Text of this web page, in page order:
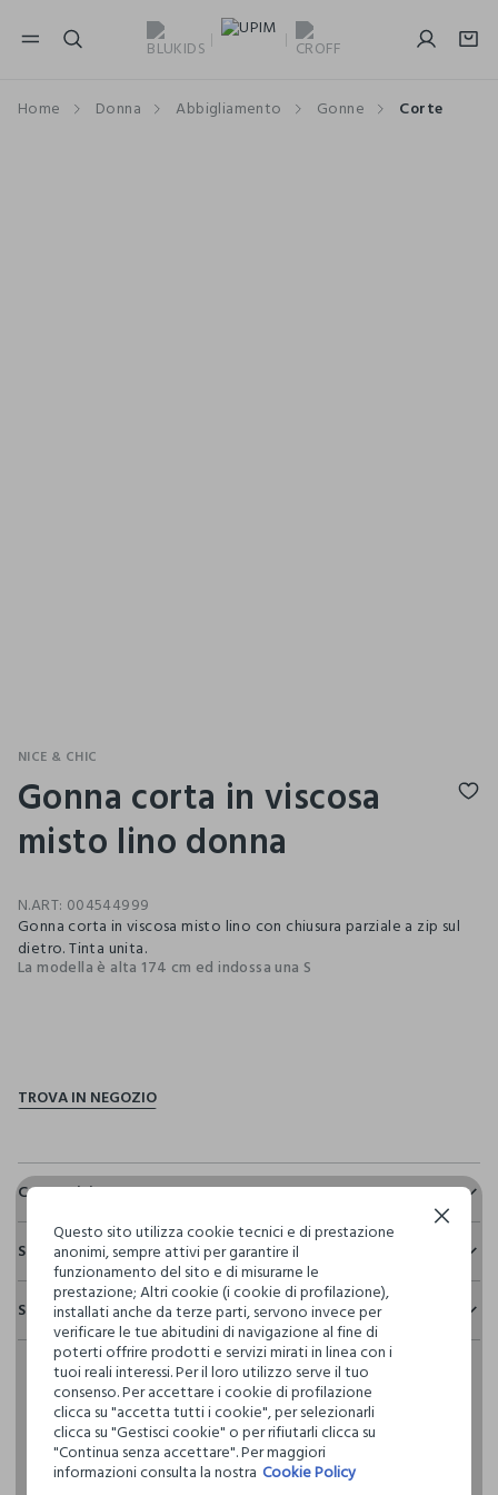
NAVIGATION.ARIA.GOTOMAINCONTENT
Home Donna Abbigliamento Gonne Corte
NICE & CHIC
Gonna corta in viscosa
misto lino donna
N.ART: 004544999
Gonna corta in viscosa misto lino con chiusura parziale a zip sul
dietro. Tinta unita.
La modella è alta 174 cm ed indossa una S
Composizione e cura
Composizione:
84% VISCOSA,16% LINO
NON CANDEGGIARE
TEMPERATURA MASSIMA 30°C - PROCEDURA MOLTO
DELICATA
NON LAVARE A SECCO
Sostenibilità e trasparenza
Sicurezza
Il 100% dei nostri articoli viene sottoposto a test chimico-
fisici, per verificarne il rispetto dei limiti che abbiamo
definito per l’uso di sostanze chimiche, talvolta anche più
restrittivi rispetto a quelli previsti dalla normativa
internazionale.
Clicca qui per vedere i dettagli
Spedizione e resi
Hai fino a 30 giorni dalla consegna del tuo ordine online per
cambiare idea e restituire i prodotti che hai acquistato.
Questo sito utilizza cookie tecnici e di prestazione
anonimi, sempre attivi per garantire il
funzionamento del sito e di misurarne le
prestazione; Altri cookie (i cookie di profilazione),
installati anche da terze parti, servono invece per
verificare le tue abitudini di navigazione al fine di
poterti offrire prodotti e servizi mirati in linea con i
tuoi reali interessi. Per il loro utilizzo serve il tuo
consenso. Per accettare i cookie di profilazione
clicca su "accetta tutti i cookie", per selezionarli
clicca su "Gestisci cookie" o per rifiutarli clicca su
"Continua senza accettare". Per maggiori
informazioni consulta la nostra Cookie Policy
Continua senza accettare